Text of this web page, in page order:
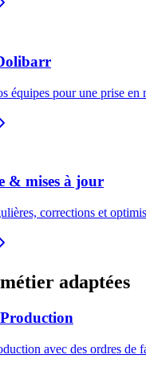
équipes pour une prise en
& mises à jour
corrections et
adaptées
avec des ordres de